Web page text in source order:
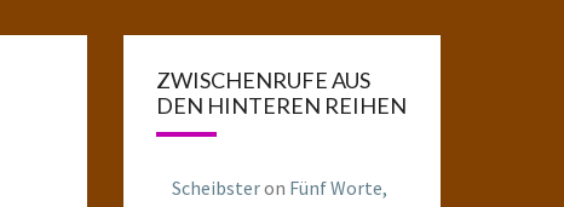
ZWISCHENRUFE AUS
DEN HINTEREN REIHEN
Scheibsteron Fünf Worte,